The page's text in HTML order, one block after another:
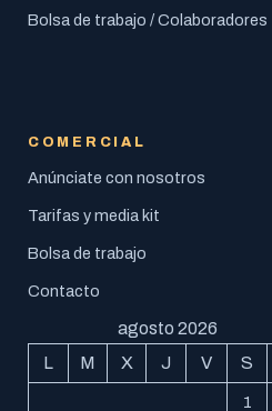
Bolsa de trabajo / Colaboradores
COMERCIAL
Anúnciate con nosotros
Tarifas y media kit
Bolsa de trabajo
Contacto
agosto 2026
L
M X J V S
1